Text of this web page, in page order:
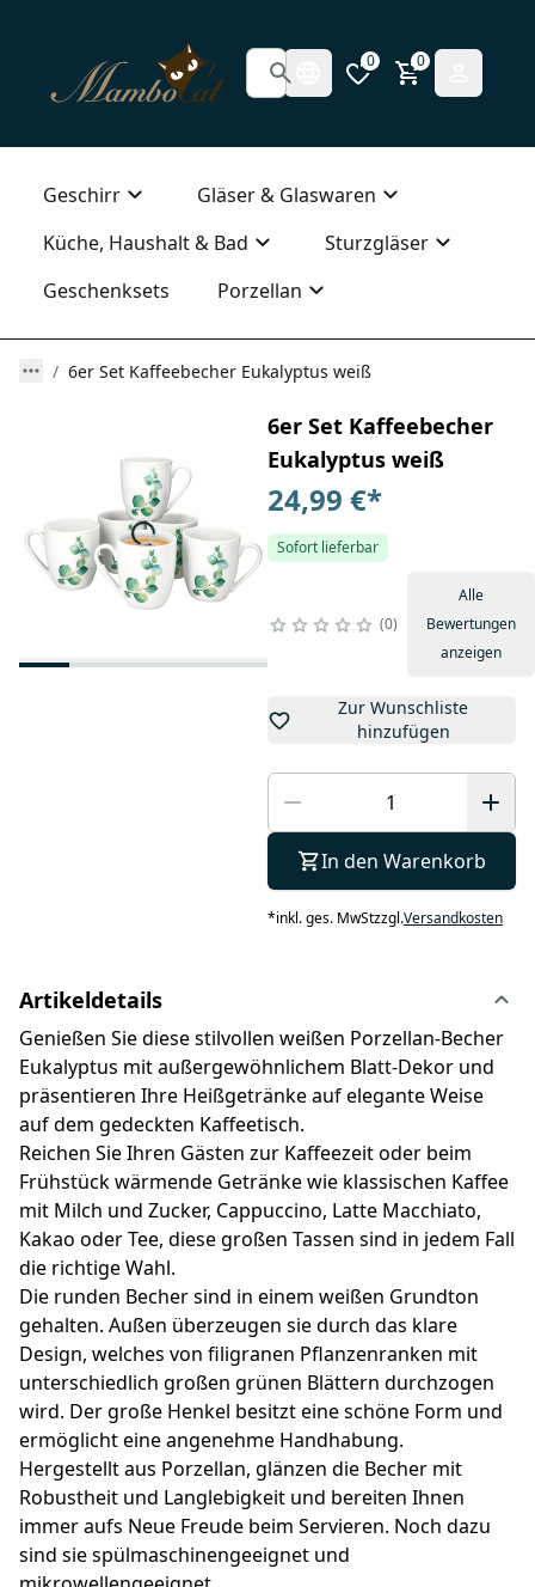
0 0
Geschirr
Gläser & Glaswaren
Küche, Haushalt & Bad
Sturzgläser
Geschenksets
Porzellan
6er Set Kaffeebecher Eukalyptus weiß
6er Set Kaffeebecher
Eukalyptus weiß
24,99 €*
Sofort lieferbar
0
Alle
Bewertungen
anzeigen
Zur Wunschliste
hinzufügen
In den Warenkorb
*inkl. ges. MwStzzgl.Versandkosten
Artikeldetails
Genießen Sie diese stilvollen weißen Porzellan-Becher
Eukalyptus mit außergewöhnlichem Blatt-Dekor und
präsentieren Ihre Heißgetränke auf elegante Weise
auf dem gedeckten Kaffeetisch.
Reichen Sie Ihren Gästen zur Kaffeezeit oder beim
Frühstück wärmende Getränke wie klassischen Kaffee
mit Milch und Zucker, Cappuccino, Latte Macchiato,
Kakao oder Tee, diese großen Tassen sind in jedem Fall
die richtige Wahl.
Die runden Becher sind in einem weißen Grundton
gehalten. Außen überzeugen sie durch das klare
Design, welches von filigranen Pflanzenranken mit
unterschiedlich großen grünen Blättern durchzogen
wird. Der große Henkel besitzt eine schöne Form und
ermöglicht eine angenehme Handhabung.
Hergestellt aus Porzellan, glänzen die Becher mit
Robustheit und Langlebigkeit und bereiten Ihnen
immer aufs Neue Freude beim Servieren. Noch dazu
sind sie spülmaschinengeeignet und